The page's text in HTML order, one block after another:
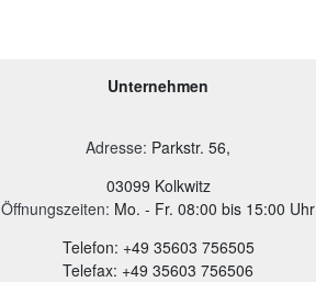
Unternehmen
Adresse: Parkstr. 56,
03099 Kolkwitz
Öffnungszeiten: Mo. - Fr. 08:00 bis 15:00 Uhr
Telefon: +49 35603 756505
Telefax: +49 35603 756506